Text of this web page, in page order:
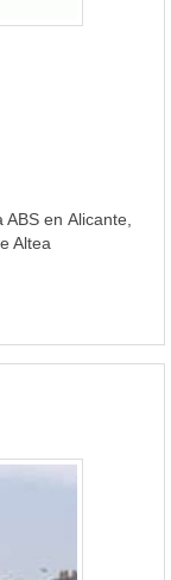
en Alicante,
Altea